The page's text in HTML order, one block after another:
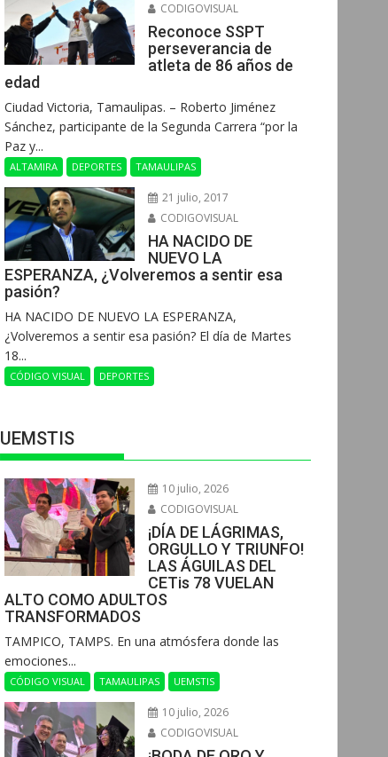
CODIGOVISUAL
Reconoce SSPT
perseverancia de
atleta de 86 años de
edad
Ciudad Victoria, Tamaulipas. – Roberto Jiménez
Sánchez, participante de la Segunda Carrera “por la
Paz y...
ALTAMIRA DEPORTES TAMAULIPAS
21 julio, 2017
CODIGOVISUAL
HA NACIDO DE
NUEVO LA
ESPERANZA, ¿Volveremos a sentir esa
pasión?
HA NACIDO DE NUEVO LA ESPERANZA,
¿Volveremos a sentir esa pasión? El día de Martes
18...
CÓDIGO VISUAL DEPORTES
UEMSTIS
10 julio, 2026
CODIGOVISUAL
¡DÍA DE LÁGRIMAS,
ORGULLO Y TRIUNFO!
LAS ÁGUILAS DEL
CETis 78 VUELAN
ALTO COMO ADULTOS
TRANSFORMADOS
​TAMPICO, TAMPS. En una atmósfera donde las
emociones...
CÓDIGO VISUAL TAMAULIPAS UEMSTIS
10 julio, 2026
CODIGOVISUAL